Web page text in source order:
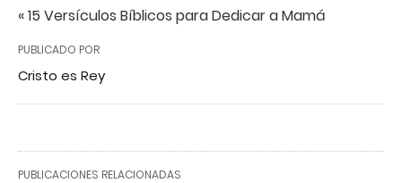
« 15 Versículos Bíblicos para Dedicar a Mamá
PUBLICADO POR
Cristo es Rey
PUBLICACIONES RELACIONADAS